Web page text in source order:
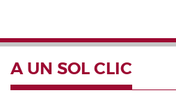
A UN SOL CLIC